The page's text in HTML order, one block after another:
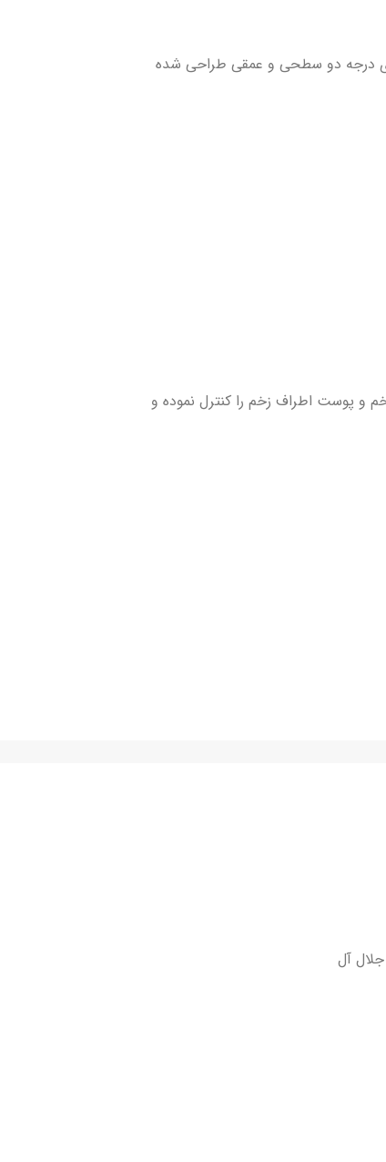
درجه دو سطحی و عمقی طراحی شده
و پوست اطراف زخم را کنترل نموده و
جلال آل